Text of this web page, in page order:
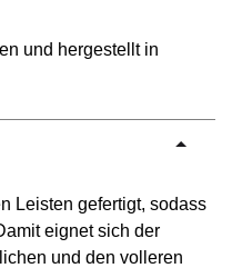
und hergestellt in
Leisten gefertigt, sodass
eignet sich der
und den volleren